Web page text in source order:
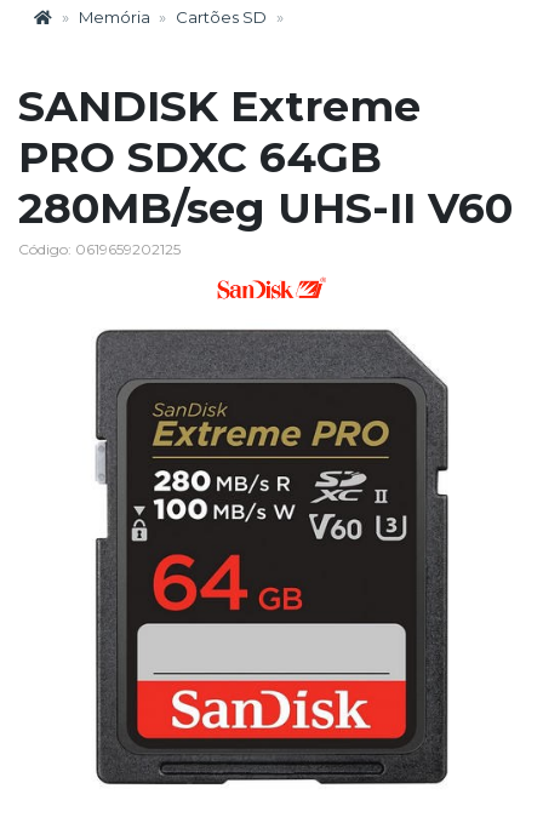
Memória Cartões SD
SANDISK Extreme
PRO SDXC 64GB
280MB/seg UHS-II V60
Código: 0619659202125